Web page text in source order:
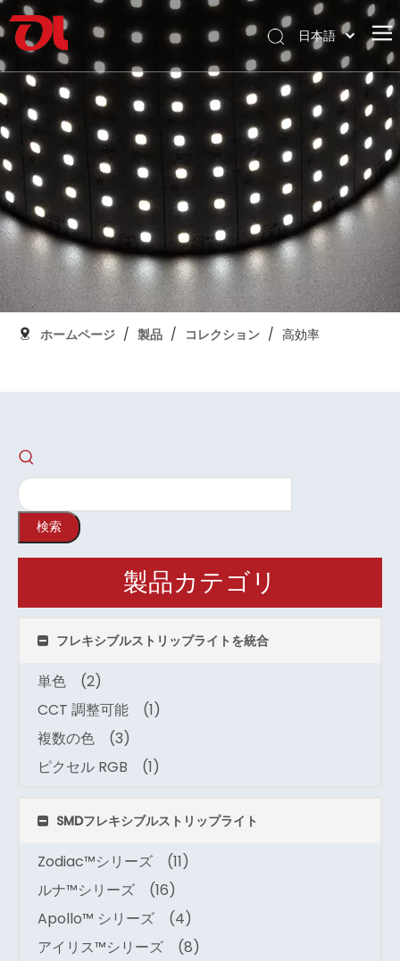
ホームページ
私たちに関しては
製品
応用
サポート
ダウンロード
ブログ
コンタクト
日本語
العربية
Français
Pусский
Español
Português
Deutsch
Italiano
한국어
Nederlands
ホームページ / 製品 / コレクション / 高効率
検索
製品カテゴリ
フレキシブルストリップライトを統合
単色
(2)
CCT 調整可能
(1)
複数の色
(3)
ピクセル RGB
(1)
SMDフレキシブルストリップライト
Zodiac™シリーズ
(11)
ルナ™シリーズ
(16)
Apollo™ シリーズ
(4)
アイリス™シリーズ
(8)